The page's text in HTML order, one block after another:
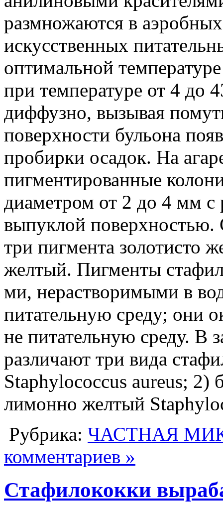
размножаются в
искусственных
оптимальной
при температуре от 4 до
диффузно, вызывая
поверхности бульона
пробирки осадок. На
пигментированные
диаметром от 2 до 4 мм
выпуклой поверхностью.
три пигмента золотисто
желтый. Пигменты
ми, нерастворимыми в
питательную среду; они
не питательную среду. В
различают три вида
Staphylococcus aureus; 2)
лимонно желтый
Рубрика: ЧАСТНАЯ
комментариев »
Стафилококки